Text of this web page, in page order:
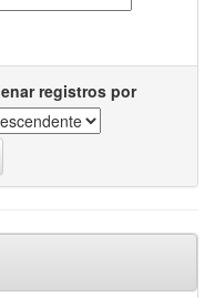
registros por